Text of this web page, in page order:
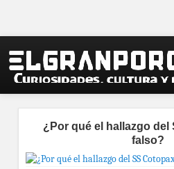
¿Por qué el hallazgo del
falso?